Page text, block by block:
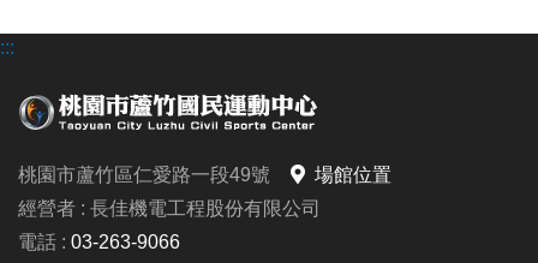
:::
桃園市蘆竹區仁愛路一段49號
場館位置
經營者 : 長佳機電工程股份有限公司
電話 : 03-263-9066